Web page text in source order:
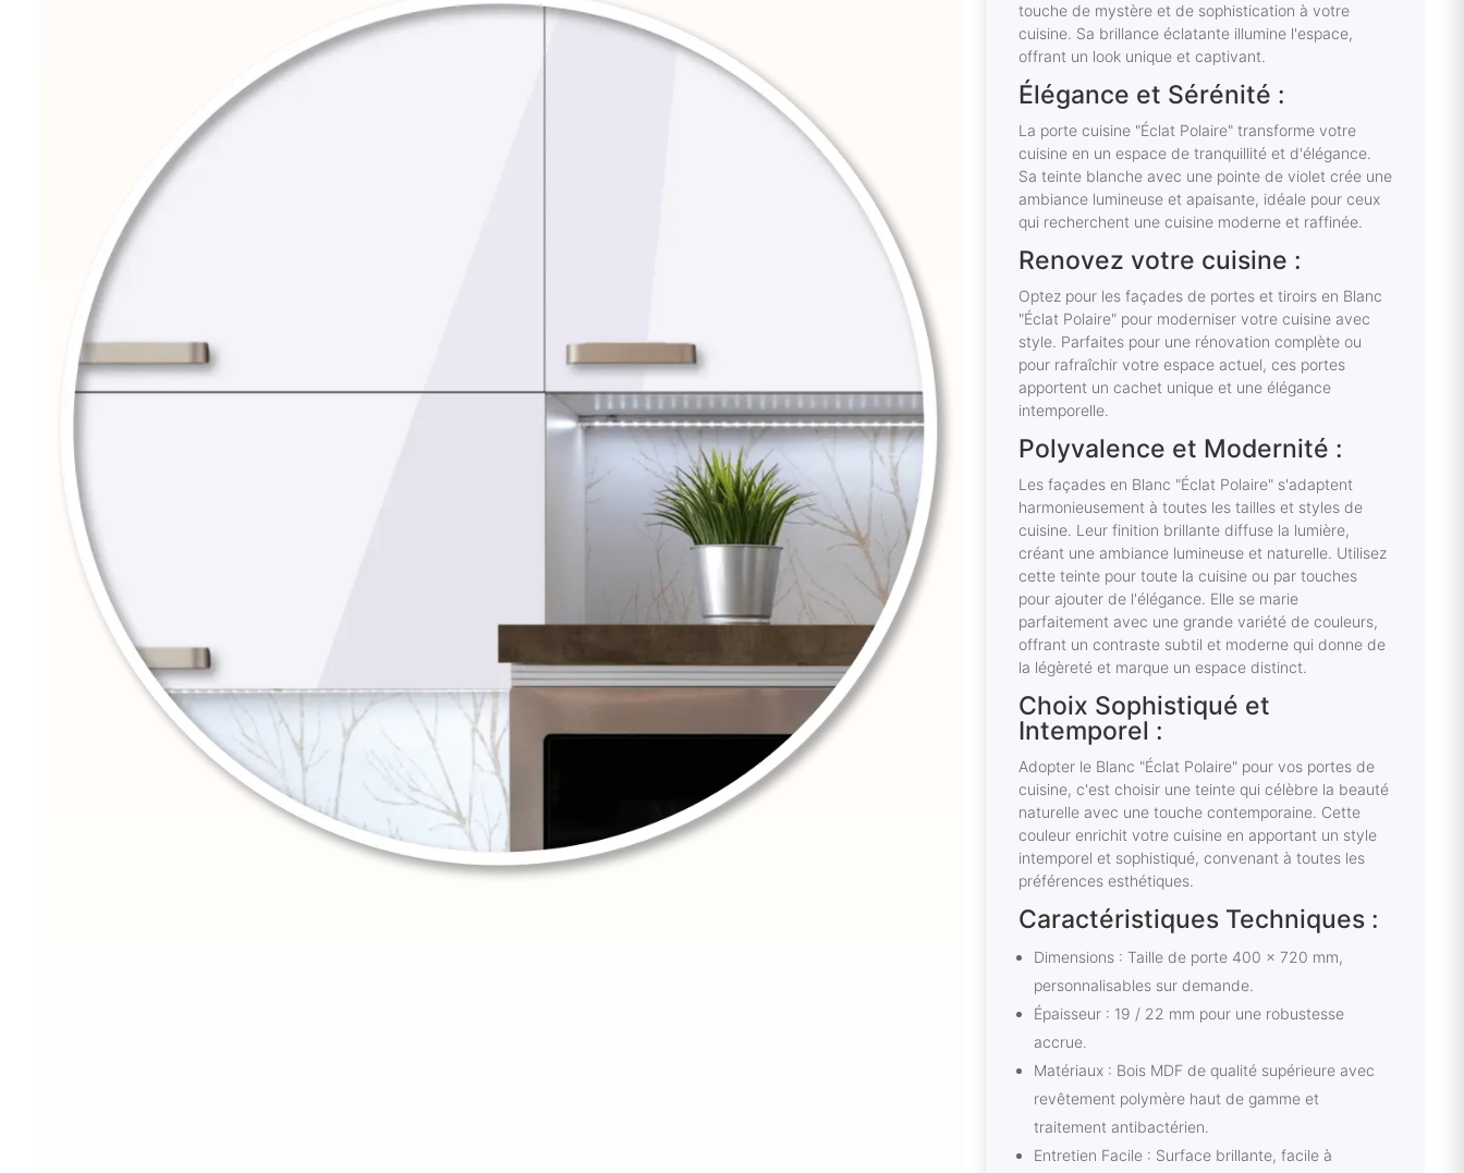
touche de mystère et de sophistication à votre
cuisine. Sa brillance éclatante illumine l'espace,
offrant un look unique et captivant.
Élégance et Sérénité :
La porte cuisine "Éclat Polaire" transforme votre
cuisine en un espace de tranquillité et d'élégance.
Sa teinte blanche avec une pointe de violet crée une
ambiance lumineuse et apaisante, idéale pour ceux
qui recherchent une cuisine moderne et raffinée.
Renovez votre cuisine :
Optez pour les façades de portes et tiroirs en Blanc
"Éclat Polaire" pour moderniser votre cuisine avec
style. Parfaites pour une rénovation complète ou
pour rafraîchir votre espace actuel, ces portes
apportent un cachet unique et une élégance
intemporelle.
Polyvalence et Modernité :
Les façades en Blanc "Éclat Polaire" s'adaptent
harmonieusement à toutes les tailles et styles de
cuisine. Leur finition brillante diffuse la lumière,
créant une ambiance lumineuse et naturelle. Utilisez
cette teinte pour toute la cuisine ou par touches
pour ajouter de l'élégance. Elle se marie
parfaitement avec une grande variété de couleurs,
offrant un contraste subtil et moderne qui donne de
la légèreté et marque un espace distinct.
Choix Sophistiqué et
Intemporel :
Adopter le Blanc "Éclat Polaire" pour vos portes de
cuisine, c'est choisir une teinte qui célèbre la beauté
naturelle avec une touche contemporaine. Cette
couleur enrichit votre cuisine en apportant un style
intemporel et sophistiqué, convenant à toutes les
préférences esthétiques.
Caractéristiques Techniques :
Dimensions : Taille de porte 400 x 720 mm,
personnalisables sur demande.
Épaisseur : 19 / 22 mm pour une robustesse
accrue.
Matériaux : Bois MDF de qualité supérieure avec
revêtement polymère haut de gamme et
traitement antibactérien.
Entretien Facile : Surface brillante, facile à